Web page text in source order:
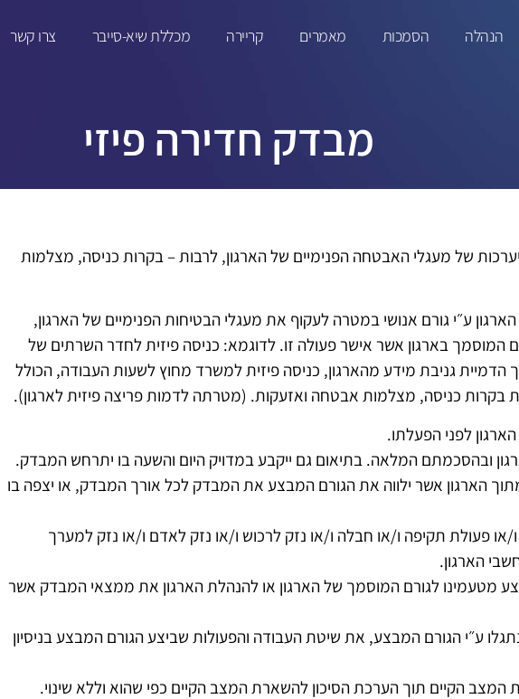
הנהלה הסמכות מאמרים קריירה מכללת שיא-סייבר צרו קשר
מבדק חדירה פיזי
של מעגלי האבטחה הפנימיים של הארגון, לרבות – בקרות כניסה, מצלמות
ע״י גורם אנושי במטרה לעקוף את מעגלי הבטיחות הפנימיים של הארגון,
המוסמך בארגון אשר אישר פעולה זו. לדוגמא: כניסה פיזית לחדר השרתים של
גניבת מידע מהארגון, כניסה פיזית למשרד מחוץ לשעות העבודה, הכולל
בקרות כניסה, מצלמות אבטחה ואזעקות. (מטרתה לדמות פריצה פיזית לארגון).
לפני הפעלתו.
ובהסכמתם המלאה. בתיאום גם ייקבע במדויק היום והשעה בו יתרחש המבדק.
הארגון אשר ילווה את הגורם המבצע את המבדק לכל אורך המבדק, או יצפה בו
פעולת תקיפה ו/או חבלה ו/או נזק לרכוש ו/או נזק לאדם ו/או נזק למערך
הארגון.
מטעמינו לגורם המוסמך של הארגון או להנהלת הארגון את ממצאי המבדק אשר
ע״י הגורם המבצע, את שיטת העבודה והפעולות שביצע הגורם המבצע בניסיון
המצב הקיים תוך הערכת הסיכון להשארת המצב הקיים כפי שהוא וללא שינוי.